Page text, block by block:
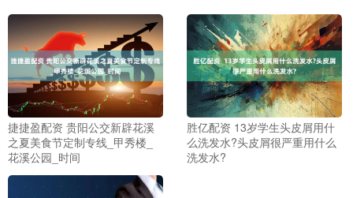
捷捷盈配资 贵阳公交新辟花溪
之夏美食节定制专线_甲秀楼_
花溪公园_时间
胜亿配资 13岁学生头皮屑用什
么洗发水?头皮屑很严重用什么
洗发水?